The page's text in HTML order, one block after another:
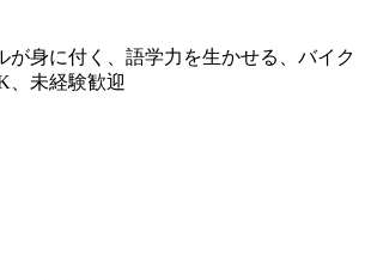
が身に付く、語学力を生かせる、バイク
、未経験歓迎